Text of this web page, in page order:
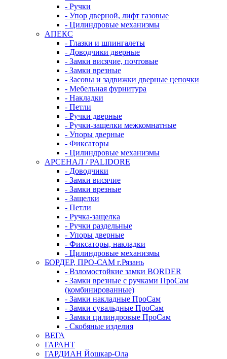
- Ручки
- Упор дверной, лифт газовые
- Цилиндровые механизмы
АПЕКС
- Глазки и шпингалеты
- Доводчики дверные
- Замки висячие, почтовые
- Замки врезные
- Засовы и задвижки дверные цепочки
- Мебельная фурнитура
- Накладки
- Петли
- Ручки дверные
- Ручки-защелки межкомнатные
- Упоры дверные
- Фиксаторы
- Цилиндровые механизмы
АРСЕНАЛ / PALIDORE
- Доводчики
- Замки висячие
- Замки врезные
- Защелки
- Петли
- Ручка-защелка
- Ручки раздельные
- Упоры дверные
- Фиксаторы, накладки
- Цилиндровые механизмы
БОРДЕР, ПРО-САМ г.Рязань
- Взломостойкие замки BORDER
- Замки врезные с ручками ПроСам
(комбинированные)
- Замки накладные ПроСам
- Замки сувальдные ПроСам
- Замки цилиндровые ПроСам
- Скобяные изделия
ВЕГА
ГАРАНТ
ГАРДИАН Йошкар-Ола